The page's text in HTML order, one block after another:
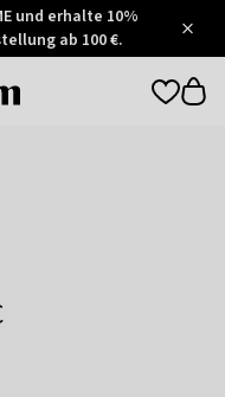
und erhalte 10%
ab 100 €.